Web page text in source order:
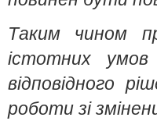
Таким чином
істотних умов
відповідного
роботи зі